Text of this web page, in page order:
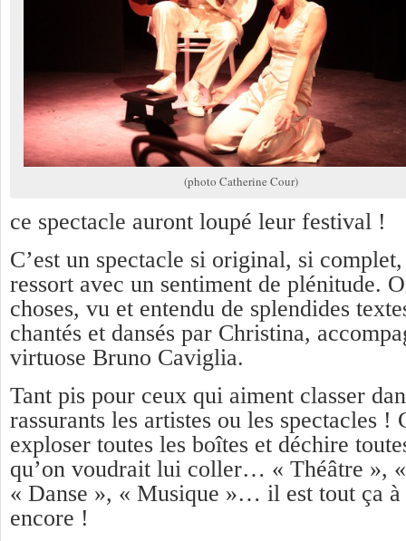
(photo Catherine Cour)
ce spectacle auront loupé leur festival !
C’est un spectacle si original, si
ressort avec un sentiment de plénitude.
choses, vu et entendu de splendides
chantés et dansés par Christina,
virtuose Bruno Caviglia.
Tant pis pour ceux qui aiment classer
rassurants les artistes ou les spectacles
exploser toutes les boîtes et déchire
qu’on voudrait lui coller… « Théâtre »,
« Danse », « Musique »… il est tout ça
encore !